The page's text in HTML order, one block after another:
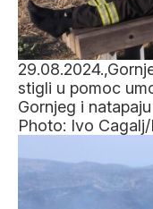
stigli u pomoc
Gornjeg i
Photo: Ivo